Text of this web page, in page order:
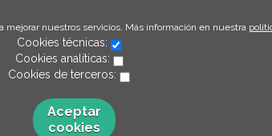
mejorar nuestros servicios. Más información en nuestra
Cookies técnicas:
Cookies analíticas:
Cookies de terceros:
Aceptar
cookies